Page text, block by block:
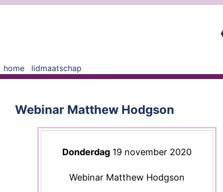
home lidmaatschap
Webinar Matthew Hodgson
Donderdag 19 november 2020
Webinar Matthew Hodgson